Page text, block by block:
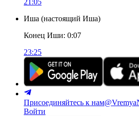
21:05
Иша (настоящий Иша)
Конец Иши: 0:07
23:25
Присоединяйтесь к нам
Войти